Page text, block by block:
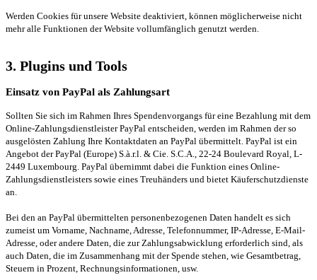
Werden Cookies für unsere Website deaktiviert, können möglicherweise nicht
mehr alle Funktionen der Website vollumfänglich genutzt werden.
3. Plugins und Tools
Einsatz von PayPal als Zahlungsart
Sollten Sie sich im Rahmen Ihres Spendenvorgangs für eine Bezahlung mit dem
Online-Zahlungsdienstleister PayPal entscheiden, werden im Rahmen der so
ausgelösten Zahlung Ihre Kontaktdaten an PayPal übermittelt. PayPal ist ein
Angebot der PayPal (Europe) S.à.r.l. & Cie. S.C.A., 22-24 Boulevard Royal, L-
2449 Luxembourg. PayPal übernimmt dabei die Funktion eines Online-
Zahlungsdienstleisters sowie eines Treuhänders und bietet Käuferschutzdienste
an.
Bei den an PayPal übermittelten personenbezogenen Daten handelt es sich
zumeist um Vorname, Nachname, Adresse, Telefonnummer, IP-Adresse, E-Mail-
Adresse, oder andere Daten, die zur Zahlungsabwicklung erforderlich sind, als
auch Daten, die im Zusammenhang mit der Spende stehen, wie Gesamtbetrag,
Steuern in Prozent, Rechnungsinformationen, usw.